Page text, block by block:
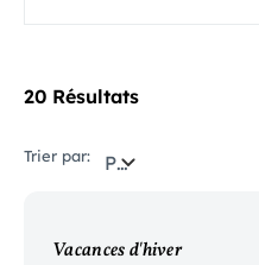
20 Résultats
Trier par: Pertinence
Vacances d'hiver